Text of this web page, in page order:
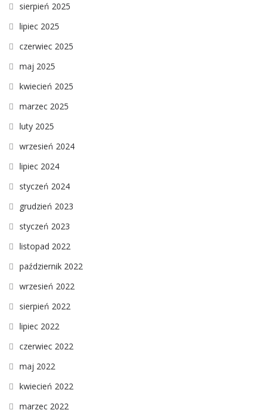
sierpień 2025
lipiec 2025
czerwiec 2025
maj 2025
kwiecień 2025
marzec 2025
luty 2025
wrzesień 2024
lipiec 2024
styczeń 2024
grudzień 2023
styczeń 2023
listopad 2022
październik 2022
wrzesień 2022
sierpień 2022
lipiec 2022
czerwiec 2022
maj 2022
kwiecień 2022
marzec 2022